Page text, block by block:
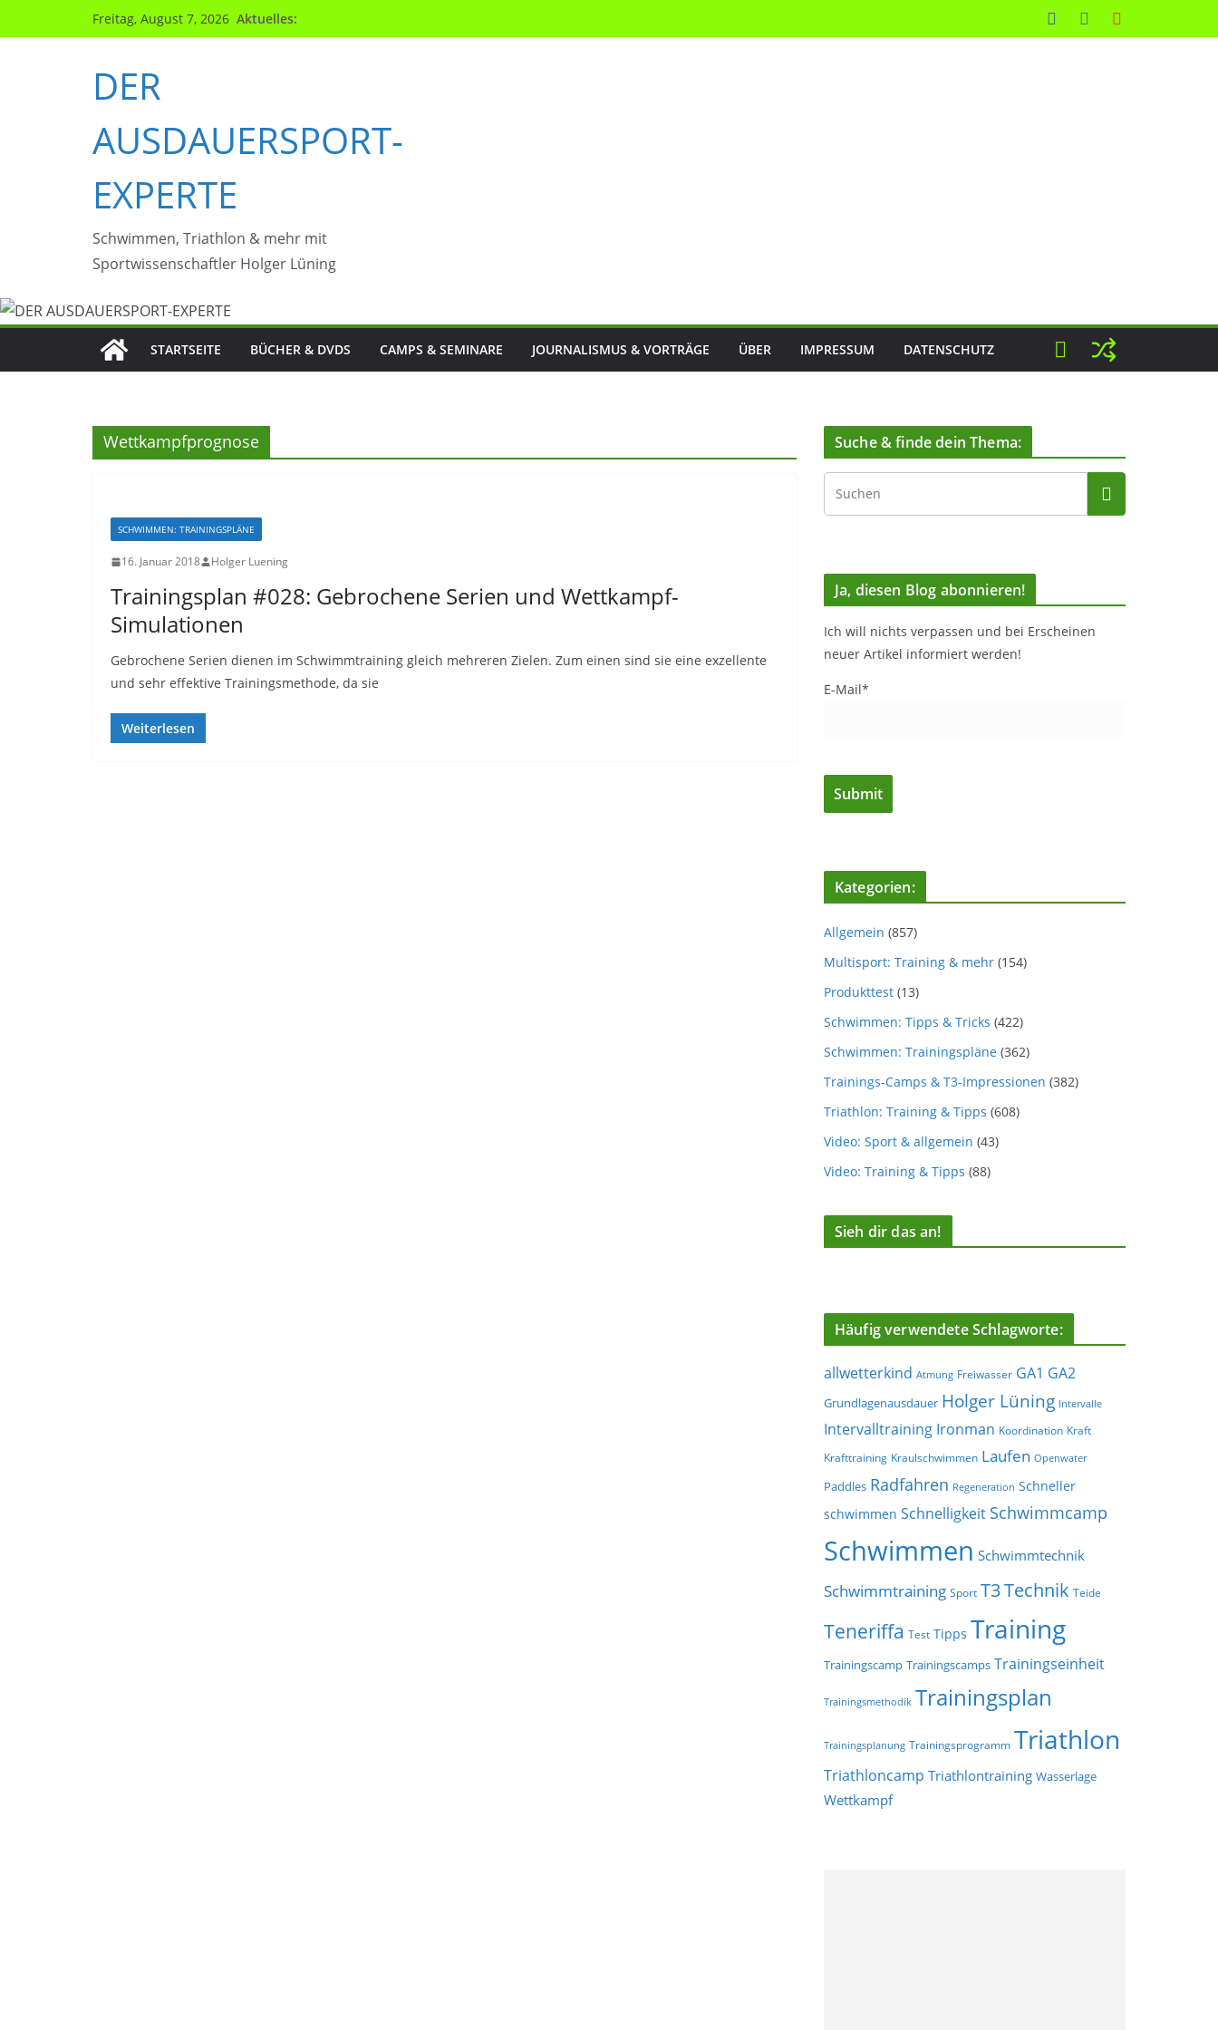
Inhalt
Freitag, August 7, 2026 Aktuelles:
DER
AUSDAUERSPORT-
EXPERTE
Schwimmen, Triathlon & mehr mit
Sportwissenschaftler Holger Lüning
STARTSEITE BÜCHER & DVDS CAMPS & SEMINARE JOURNALISMUS & VORTRÄGE ÜBER IMPRESSUM DATENSCHUTZ
Wettkampfprognose
SCHWIMMEN: TRAININGSPLÄNE
16. Januar 2018 Holger Luening
Trainingsplan #028: Gebrochene Serien und Wettkampf-
Simulationen
Gebrochene Serien dienen im Schwimmtraining gleich mehreren Zielen. Zum einen sind sie eine exzellente
und sehr effektive Trainingsmethode, da sie
Weiterlesen
Suche & finde dein Thema:
Ja, diesen Blog abonnieren!
Ich will nichts verpassen und bei Erscheinen
neuer Artikel informiert werden!
E-Mail*
Kategorien:
Allgemein (857)
Multisport: Training & mehr (154)
Produkttest (13)
Schwimmen: Tipps & Tricks (422)
Schwimmen: Trainingspläne (362)
Trainings-Camps & T3-Impressionen (382)
Triathlon: Training & Tipps (608)
Video: Sport & allgemein (43)
Video: Training & Tipps (88)
Sieh dir das an!
Häufig verwendete Schlagworte:
allwetterkind Atmung Freiwasser GA1 GA2
Grundlagenausdauer Holger Lüning Intervalle
Intervalltraining Ironman Koordination Kraft
Krafttraining Kraulschwimmen Laufen Openwater
Paddles Radfahren Regeneration Schneller
schwimmen Schnelligkeit Schwimmcamp
Schwimmen Schwimmtechnik
Schwimmtraining Sport T3Technik Teide
Teneriffa Test Tipps Training
Trainingscamp Trainingscamps Trainingseinheit
Trainingsmethodik Trainingsplan
Trainingsplanung Trainingsprogramm Triathlon
Triathloncamp Triathlontraining Wasserlage
Wettkampf